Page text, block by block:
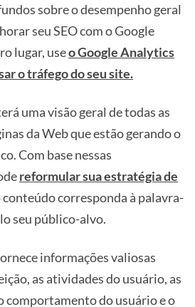
sobre o desempenho geral
seu SEO com o Google
lugar, useo Google Analytics
o tráfego do seu site.
uma visão geral de todas as
da Web que estão gerando o
Com base nessas
reformular sua estratégia de
conteúdo corresponda à palavra-
seu público-alvo.
informações valiosas
as atividades do usuário, as
comportamento do usuário e o